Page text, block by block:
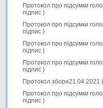
Протокол про підсумки
підпис )
Протокол про підсумки
підпис )
Протокол про підсумки
підпис )
Протокол про підсумки
підпис )
Протокол
Протокол про підсумки
підпис )